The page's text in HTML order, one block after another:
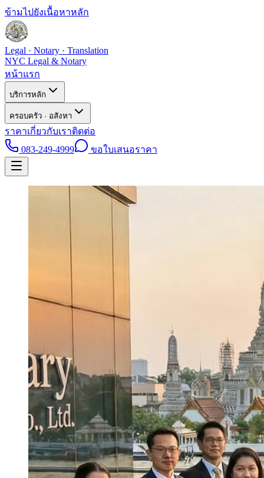
ข้ามไปยังเนื้อหาหลัก
Legal · Notary · Translation
NYC Legal & Notary
หน้าแรก
บริการหลัก
ครอบครัว · อสังหา
ราคาเกี่ยวกับเราติดต่อ
083-249-4999
ขอใบเสนอราคา